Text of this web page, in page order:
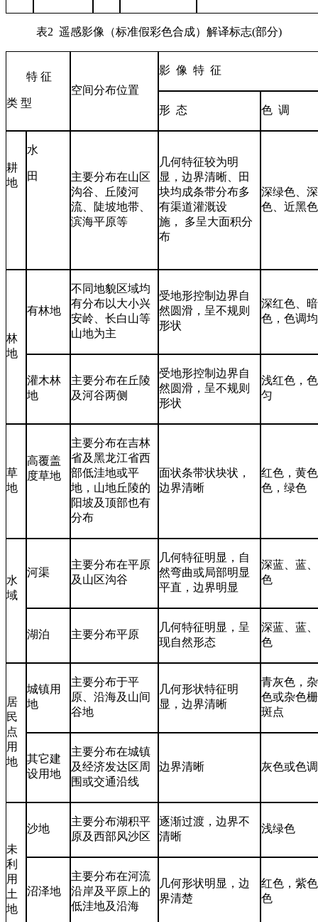
表2 遥感影像（标准假彩色合成）解译标志(部分)
特 征
类 型
空间分布位置
影 像 特 征
形 态 色 调
耕
地
水
田
主要分布在山区
沟谷、丘陵河
流、陡坡地带、
滨海平原等
几何特征较为明
显，边界清晰、田
块均成条带分布多
有渠道灌溉设
施，
多呈大面积分
布
深绿色、
色、近黑
林
地
有林地
不同地貌区域均
有分布以大小兴
安岭、长白山等
山地为主
受地形控制边界自
然圆滑，呈不规则
形状
深红色、
色，色调
灌木林
地
主要分布在丘陵
及河谷两侧
受地形控制边界自
然圆滑，呈不规则
形状
浅红色，
匀
草
地
高覆盖
度草地
主要分布在吉林
省及黑龙江省西
部低洼地或平
地，山地丘陵的
阳坡及顶部也有
分布
面状条带状块状，
边界清晰
红色，黄
色，绿色
水
域
河渠
主要分布在平原
及山区沟谷
几何特征明显，自
然弯曲或局部明显
平直，边界明显
深蓝、蓝
色
湖泊 主要分布平原
几何特征明显，呈
现自然形态
深蓝、蓝
色
居
民
点
用
地
城镇用
地
主要分布于平
原、沿海及山间
谷地
几何形状特征明
显，边界清晰
青灰色，
色或杂色
斑点
其它建
设用地
主要分布在城镇
及经济发达区周
围或交通沿线
边界清晰 灰色或色
未
利
用
土
地
沙地
主要分布湖积平
原及西部风沙区
逐渐过渡，边界不
清晰
浅绿色
沼泽地
主要分布在河流
沿岸及平原上的
低洼地及沿海
几何形状明显，边
界清楚
红色，紫
色